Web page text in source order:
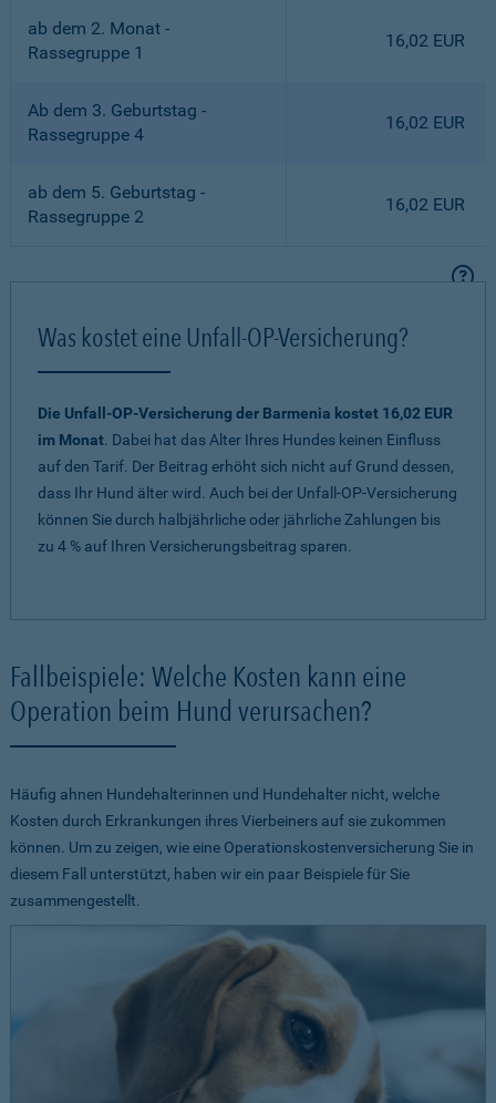
ab dem 2. Monat -
Rassegruppe 1
16,02 EUR
Ab dem 3. Geburtstag -
Rassegruppe 4
16,02 EUR
ab dem 5. Geburtstag -
Rassegruppe 2
16,02 EUR
Was kostet eine Unfall-OP-Versicherung?
Die Unfall-OP-Versicherung der Barmenia kostet 16,02 EUR
im Monat. Dabei hat das Alter Ihres Hundes keinen Einfluss
auf den Tarif. Der Beitrag erhöht sich nicht auf Grund dessen,
dass Ihr Hund älter wird. Auch bei der Unfall-OP-Versicherung
können Sie durch halbjährliche oder jährliche Zahlungen bis
zu 4 % auf Ihren Versicherungsbeitrag sparen.
Fallbeispiele: Welche Kosten kann eine
Operation beim Hund verursachen?
Häufig ahnen Hundehalterinnen und Hundehalter nicht, welche
Kosten durch Erkrankungen ihres Vierbeiners auf sie zukommen
können. Um zu zeigen, wie eine Operationskostenversicherung Sie in
diesem Fall unterstützt, haben wir ein paar Beispiele für Sie
zusammengestellt.